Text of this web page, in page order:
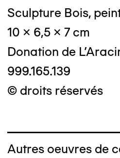
Sculpture Bois,
10 x 6,5 x 7 cm
Donation de
999.165.139
© droits réservés
Autres oeuvres de